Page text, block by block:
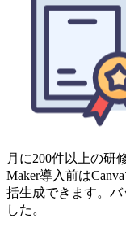
月に200件以上の研
Maker導入前は
括生成できます。
した。
Marco Chen
研修マネージャー、